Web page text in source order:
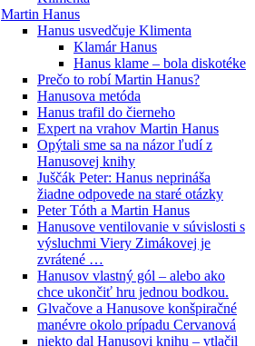
Martin Hanus
Hanus usvedčuje Klimenta
Klamár Hanus
Hanus klame – bola diskotéke
Prečo to robí Martin Hanus?
Hanusova metóda
Hanus trafil do čierneho
Expert na vrahov Martin Hanus
Opýtali sme sa na názor ľudí z
Hanusovej knihy
Juščák Peter: Hanus neprináša
žiadne odpovede na staré otázky
Peter Tóth a Martin Hanus
Hanusove ventilovanie v súvislosti s
výsluchmi Viery Zimákovej je
zvrátené …
Hanusov vlastný gól – alebo ako
chce ukončiť hru jednou bodkou.
Glvačove a Hanusove konšpiračné
manévre okolo prípadu Cervanová
niekto dal Hanusovi knihu – vtlačil